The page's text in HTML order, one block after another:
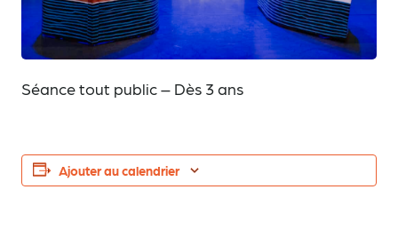
Séance tout public – Dès 3 ans
Ajouter au calendrier